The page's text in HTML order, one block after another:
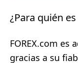
¿Para quién
FOREX.com es
gracias a su